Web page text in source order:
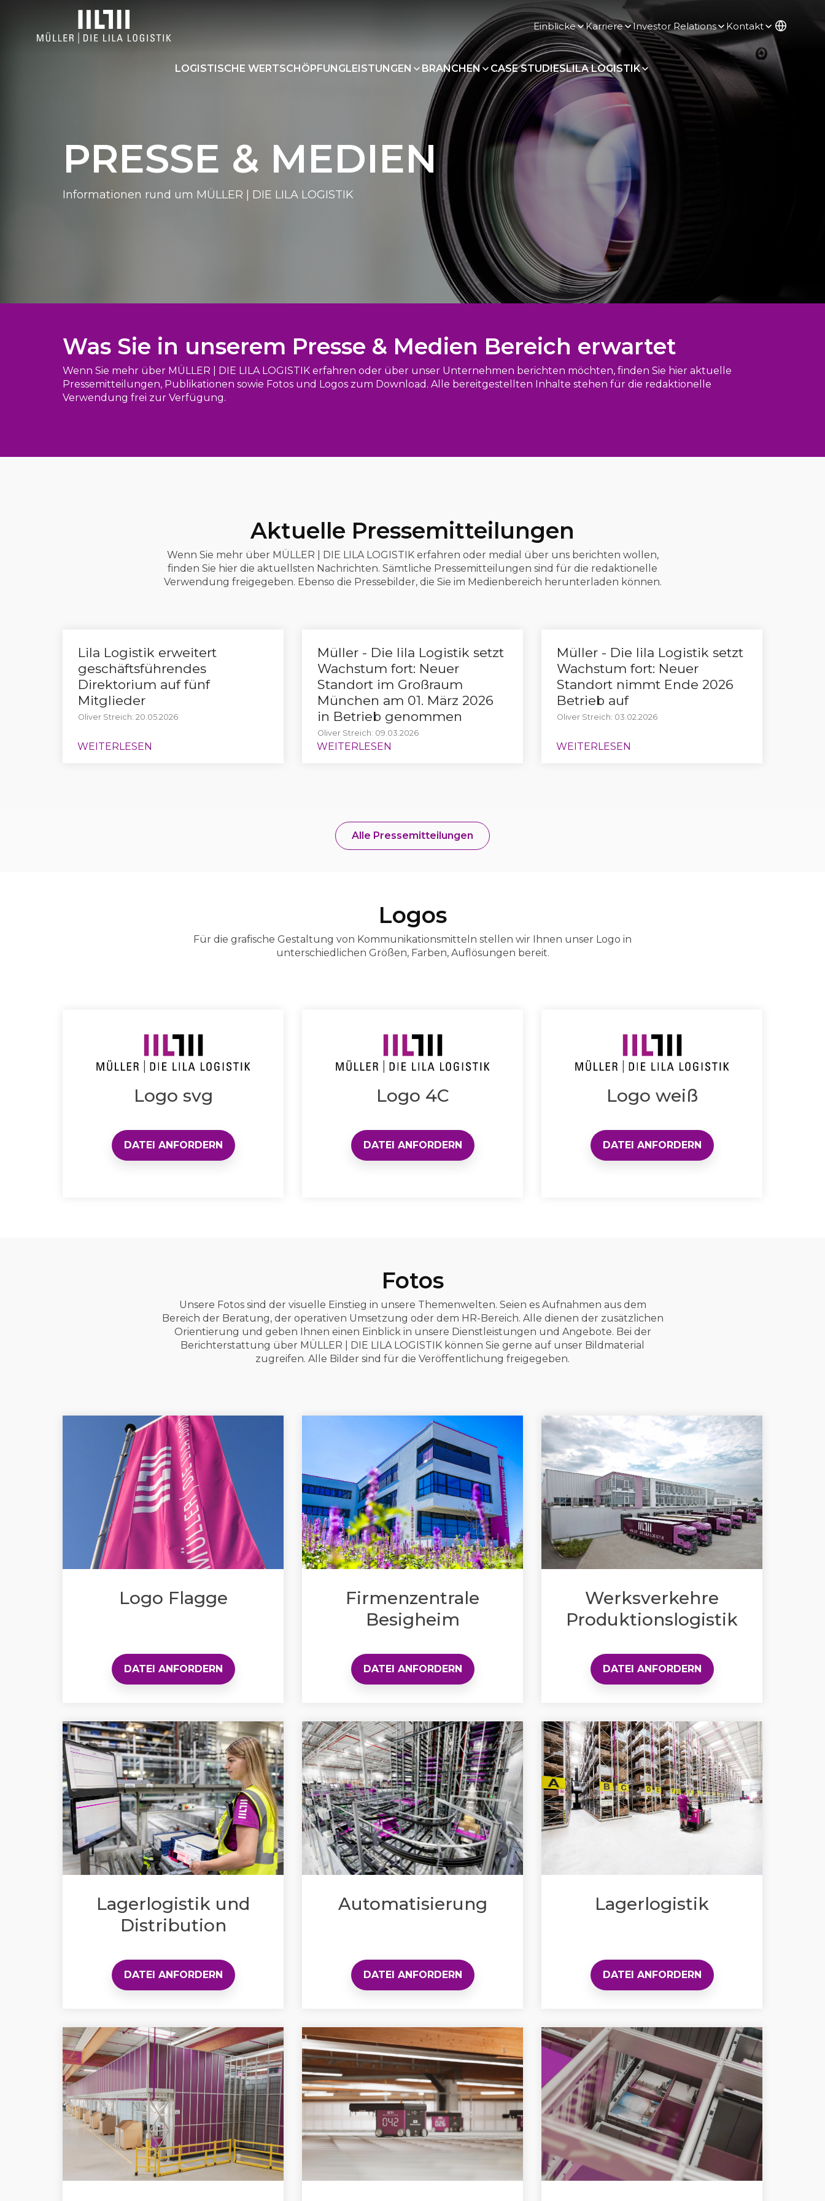
Einblicke Karriere Investor Relations Kontakt
LOGISTISCHE WERTSCHÖPFUNGLEISTUNGEN BRANCHEN CASE STUDIESLILA LOGISTIK
PRESSE & MEDIEN
Informationen rund um MÜLLER | DIE LILA LOGISTIK
Was Sie in unserem Presse & Medien Bereich erwartet
Wenn Sie mehr über MÜLLER | DIE LILA LOGISTIK erfahren oder über unser Unternehmen berichten möchten, finden Sie hier aktuelle
Pressemitteilungen, Publikationen sowie Fotos und Logos zum Download. Alle bereitgestellten Inhalte stehen für die redaktionelle
Verwendung frei zur Verfügung.
Aktuelle Pressemitteilungen
Wenn Sie mehr über MÜLLER | DIE LILA LOGISTIK erfahren oder medial über uns berichten wollen,
finden Sie hier die aktuellsten Nachrichten. Sämtliche Pressemitteilungen sind für die redaktionelle
Verwendung freigegeben. Ebenso die Pressebilder, die Sie im Medienbereich herunterladen können.
Lila Logistik erweitert
geschäftsführendes
Direktorium auf fünf
Mitglieder
Oliver Streich: 20.05.2026
Müller - Die lila Logistik setzt
Wachstum fort: Neuer
Standort im Großraum
München am 01. März 2026
in Betrieb genommen
Oliver Streich: 09.03.2026
Müller - Die lila Logistik setzt
Wachstum fort: Neuer
Standort nimmt Ende 2026
Betrieb auf
Oliver Streich: 03.02.2026
Alle Pressemitteilungen
Logos
Für die grafische Gestaltung von Kommunikationsmitteln stellen wir Ihnen unser Logo in
unterschiedlichen Größen, Farben, Auflösungen bereit.
Logo svg
DATEI ANFORDERN
Logo 4C
DATEI ANFORDERN
Logo weiß
DATEI ANFORDERN
Fotos
Unsere Fotos sind der visuelle Einstieg in unsere Themenwelten. Seien es Aufnahmen aus dem
Bereich der Beratung, der operativen Umsetzung oder dem HR-Bereich. Alle dienen der zusätzlichen
Orientierung und geben Ihnen einen Einblick in unsere Dienstleistungen und Angebote. Bei der
Berichterstattung über MÜLLER | DIE LILA LOGISTIK können Sie gerne auf unser Bildmaterial
zugreifen. Alle Bilder sind für die Veröffentlichung freigegeben.
Logo Flagge
DATEI ANFORDERN
Firmenzentrale
Besigheim
DATEI ANFORDERN
Werksverkehre
Produktionslogistik
DATEI ANFORDERN
Lagerlogistik und
Distribution
DATEI ANFORDERN
Automatisierung
DATEI ANFORDERN
Lagerlogistik
DATEI ANFORDERN